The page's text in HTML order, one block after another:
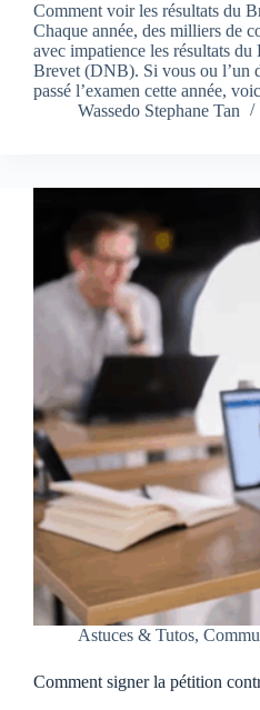
Comment voir les résultats du
Chaque année, des milliers de
avec impatience les résultats
Brevet (DNB). Si vous ou l’un
passé l’examen cette année,
Wassedo Stephane Tan
Astuces & Tutos,
Comment signer la pétition